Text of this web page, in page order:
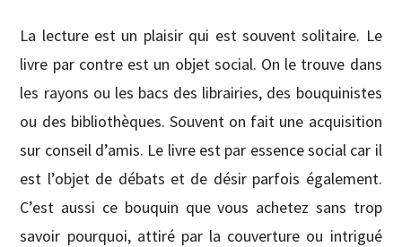
La lecture est un plaisir qui est souvent solitaire. Le
livre par contre est un objet social. On le trouve dans
les rayons ou les bacs des librairies, des bouquinistes
ou des bibliothèques. Souvent on fait une acquisition
sur conseil d’amis. Le livre est par essence social car il
est l’objet de débats et de désir parfois également.
C’est aussi ce bouquin que vous achetez sans trop
savoir pourquoi, attiré par la couverture ou intrigué